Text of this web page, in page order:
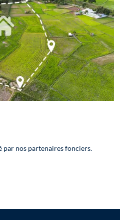
par nos partenaires fonciers.